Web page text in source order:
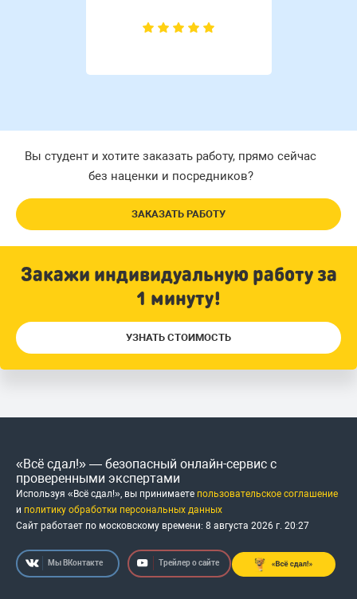
Вы студент и хотите заказать работу, прямо сейчас
без наценки и посредников?
ЗАКАЗАТЬ РАБОТУ
Закажи индивидуальную работу за
1 минуту!
УЗНАТЬ СТОИМОСТЬ
«Всё сдал!» — безопасный онлайн-сервис с
проверенными экспертами
Используя «Всё сдал!», вы принимаете пользовательское соглашение
и политику обработки персональных данных
Сайт работает по московскому времени: 8 августа 2026 г. 20:27
Мы ВКонтакте Трейлер о сайте